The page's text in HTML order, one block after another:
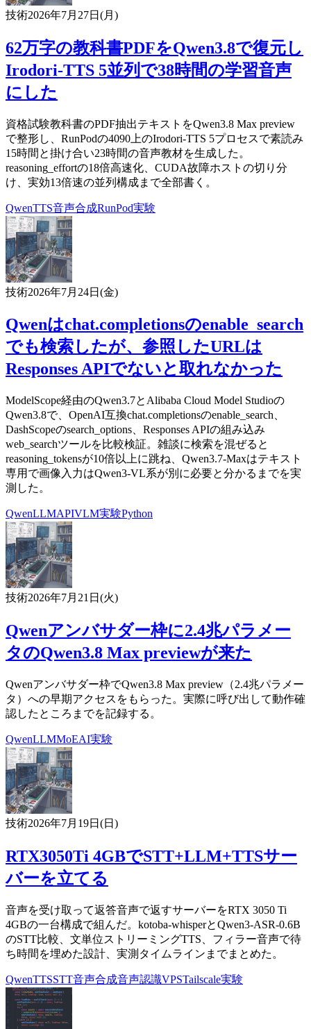
技術2026年7月27日(月)
62万字の教科書PDFをQwen3.8で復元し
Irodori-TTS 5並列で38時間の学習音声
にした
資格試験教科書のPDF抽出テキストをQwen3.8 Max preview
で整形し、RunPodの4090上のIrodori-TTS 5プロセスで素読み
15時間と掛け合い23時間の音声教材を生成した。
reasoning_effortの18倍高速化、CUDA故障ホストの切り分
け、実効13倍速の並列構成まで全部書く。
QwenTTS音声合成RunPod実験
技術2026年7月24日(金)
Qwenはchat.completionsのenable_search
でも検索したが、参照したURLは
Responses APIでないと取れなかった
ModelScope経由のQwen3.7とAlibaba Cloud Model Studioの
Qwen3.8で、OpenAI互換chat.completionsのenable_search、
DashScopeのsearch_options、Responses APIの組み込み
web_searchツールを比較検証。雑談に検索を混ぜると
reasoning_tokensが10倍以上に跳ね、Qwen3.7-Maxはテキスト
専用で画像入力はQwen3-VL系が別に必要と分かるまでを実
測した。
QwenLLMAPIVLM実験Python
技術2026年7月21日(火)
Qwenアンバサダー枠に2.4兆パラメー
タのQwen3.8 Max previewが来た
Qwenアンバサダー枠でQwen3.8 Max preview（2.4兆パラメー
タ）への早期アクセスをもらった。実際に呼び出して動作確
認したところまでを記録する。
QwenLLMMoEAI実験
技術2026年7月19日(日)
RTX3050Ti 4GBでSTT+LLM+TTSサー
バーを立てる
音声を受け取って返答音声で返すサーバーをRTX 3050 Ti
4GBの一台構成で組んだ。kotoba-whisperとQwen3-ASR-0.6B
のSTT比較、文単位ストリーミングTTS、フィラー音声で待
ち時間を埋めた設計、実測タイムラインまでまとめた。
QwenTTSSTT音声合成音声認識VPSTailscale実験